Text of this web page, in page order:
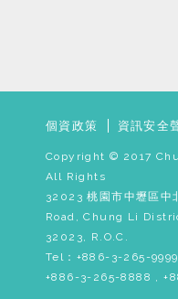
個資政策 資訊安全
Copyright © 2017
All Rights
32023 桃園市中壢區
Road, Chung Li
32023, R.O.C.
Tel：+886-3-265-
+886-3-265-8888 ,